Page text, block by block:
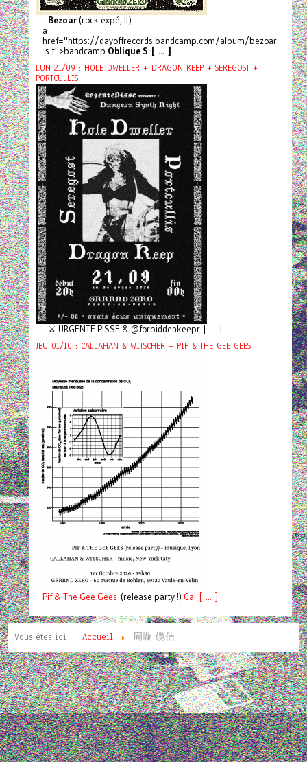
Bezoar(rock expé, It)
a
href="https://dayoffrecords.bandcamp.com/album/bezoar
-s-t">bandcamp Oblique S [ ... ]
LUN 21/09 : HOLE DWELLER + DRAGON KEEP + SEREGOST +
PORTCULLIS
⚔️ URGENTE PISSE & @forbiddenkeepr [ ... ]
JEU 01/10 : CALLAHAN & WITSCHER + PIF & THE GEE GEES
Pif& The Gee Gees (release party !) Cal [ ... ]
Vous êtes ici : Accueil 周璇 缆信